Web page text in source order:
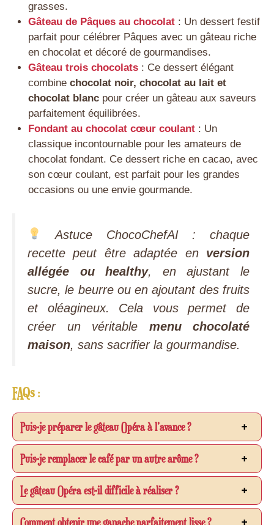
grasses.
Gâteau de Pâques au chocolat: Un dessert festif
parfait pour célébrer Pâques avec un gâteau riche
en chocolat et décoré de gourmandises.
Gâteau trois chocolats: Ce dessert élégant
combine chocolat noir, chocolat au lait et
chocolat blancpour créer un gâteau aux saveurs
parfaitement équilibrées.
Fondant au chocolat cœur coulant: Un
classique incontournable pour les amateurs de
chocolat fondant. Ce dessert riche en cacao, avec
son cœur coulant, est parfait pour les grandes
occasions ou une envie gourmande.
Astuce ChocoChefAI : chaque
recette peut être adaptée en version
allégée ou healthy, en ajustant le
sucre, le beurre ou en ajoutant des fruits
et oléagineux. Cela vous permet de
créer un véritable menu chocolaté
maison, sans sacrifier la gourmandise.
FAQs:
Puis-je préparer le gâteau Opéra à l’avance ?
Puis-je remplacer le café par un autre arôme ?
Le gâteau Opéra est-il difficile à réaliser ?
Comment obtenir une ganache parfaitement lisse ?